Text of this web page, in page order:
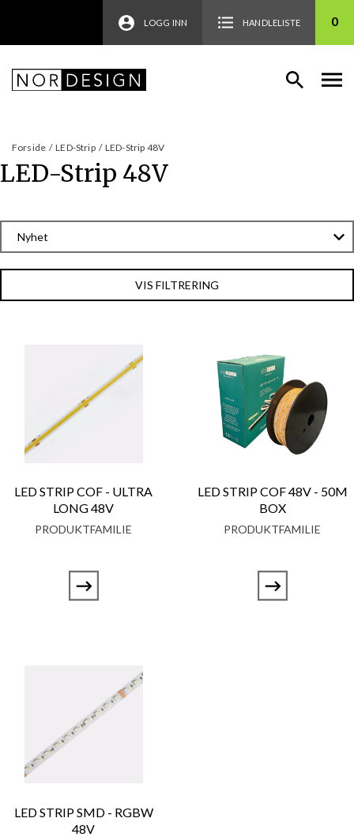
LOGG INN HANDLELISTE 0
Forside / LED-Strip / LED-Strip 48V
LED-Strip 48V
VIS FILTRERING
LED STRIP COF - ULTRA
LONG 48V
PRODUKTFAMILIE
LED STRIP COF 48V - 50M
BOX
PRODUKTFAMILIE
LED STRIP SMD - RGBW
48V